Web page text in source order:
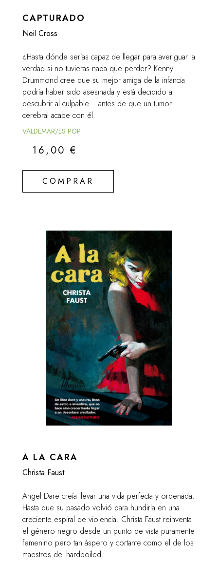
CAPTURADO
Neil Cross
¿Hasta dónde serías capaz de llegar para averiguar la
verdad si no tuvieras nada que perder? Kenny
Drummond cree que su mejor amiga de la infancia
podría haber sido asesinada y está decidido a
descubrir al culpable… antes de que un tumor
cerebral acabe con él.
VALDEMAR/ES POP
16,00€
COMPRAR
A LA CARA
Christa Faust
Angel Dare creía llevar una vida perfecta y ordenada.
Hasta que su pasado volvió para hundirla en una
creciente espiral de violencia. Christa Faust reinventa
el género negro desde un punto de vista puramente
femenino pero tan áspero y cortante como el de los
maestros del hardboiled.